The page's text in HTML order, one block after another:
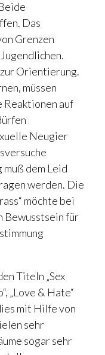
Das
Grenzen
Orientierung.
müssen
Reaktionen auf
Neugier
dem Leid
werden. Die
möchte bei
Bewusstsein für
Titeln „Sex
„Love & Hate“
mit Hilfe von
sehr
sogar sehr